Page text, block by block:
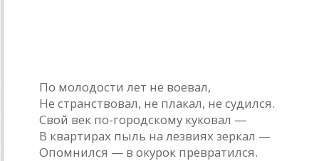
По молодости лет не воевал,
Не странствовал, не плакал, не судился.
Свой век по-городскому куковал —
В квартирах пыль на лезвиях зеркал —
Опомнился — в окурок превратился.